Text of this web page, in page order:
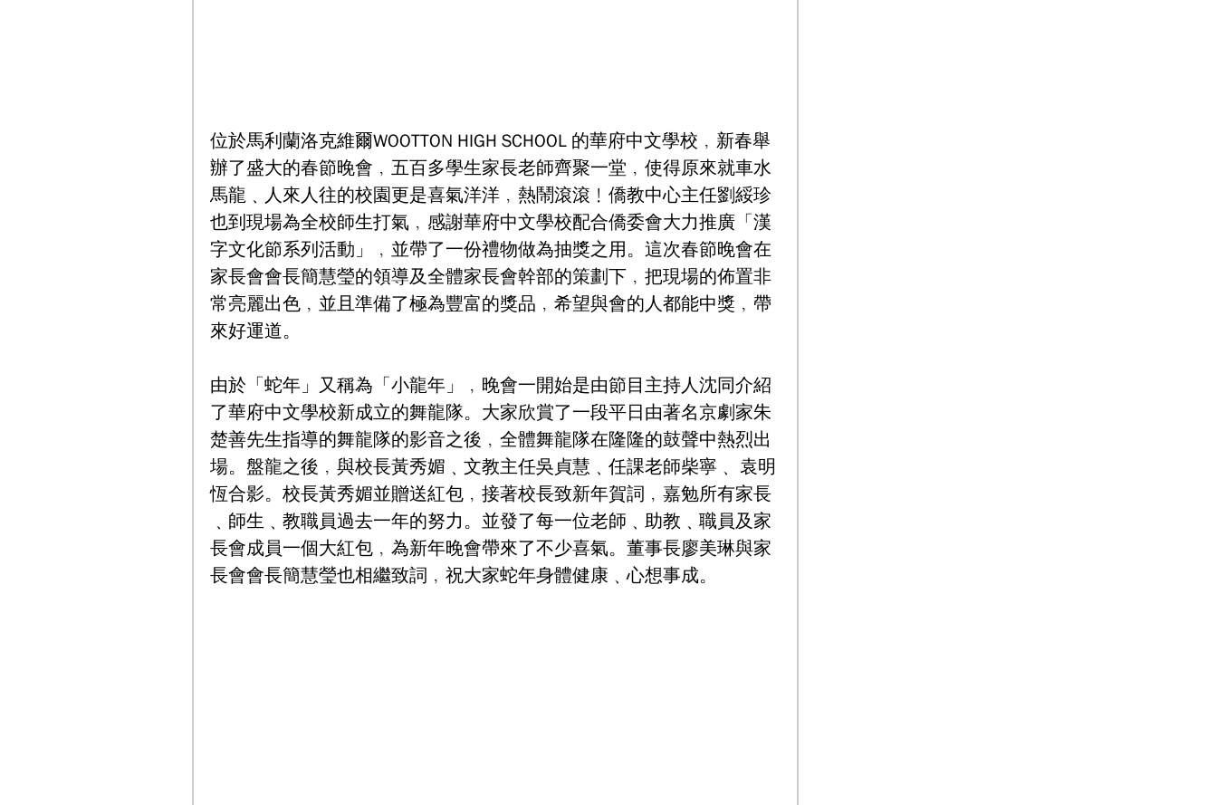
位於馬利蘭洛克維爾WOOTTON HIGH SCHOOL 的華府中文學校﹐新春舉
辦了盛大的春節晚會﹐五百多學生家長老師齊聚一堂﹐使得原來就車水
馬龍﹑人來人往的校園更是喜氣洋洋﹐熱鬧滾滾﹗僑教中心主任劉綏珍
也到現場為全校師生打氣﹐感謝華府中文學校配合僑委會大力推廣「漢
字文化節系列活動」﹐並帶了一份禮物做為抽獎之用。這次春節晚會在
家長會會長簡慧瑩的領導及全體家長會幹部的策劃下﹐把現場的佈置非
常亮麗出色﹐並且準備了極為豐富的獎品﹐希望與會的人都能中獎﹐帶
來好運道。
由於「蛇年」又稱為「小龍年」﹐晚會一開始是由節目主持人沈同介紹
了華府中文學校新成立的舞龍隊。大家欣賞了一段平日由著名京劇家朱
楚善先生指導的舞龍隊的影音之後﹐全體舞龍隊在隆隆的鼓聲中熱烈出
場。盤龍之後﹐與校長黃秀媚﹑文教主任吳貞慧﹑任課老師柴寧﹑ 袁明
恆合影。校長黃秀媚並贈送紅包﹐接著校長致新年賀詞﹐嘉勉所有家長
﹑師生﹑教職員過去一年的努力。並發了每一位老師﹑助教﹑職員及家
長會成員一個大紅包﹐為新年晚會帶來了不少喜氣。董事長廖美琳與家
長會會長簡慧瑩也相繼致詞﹐祝大家蛇年身體健康﹑心想事成。